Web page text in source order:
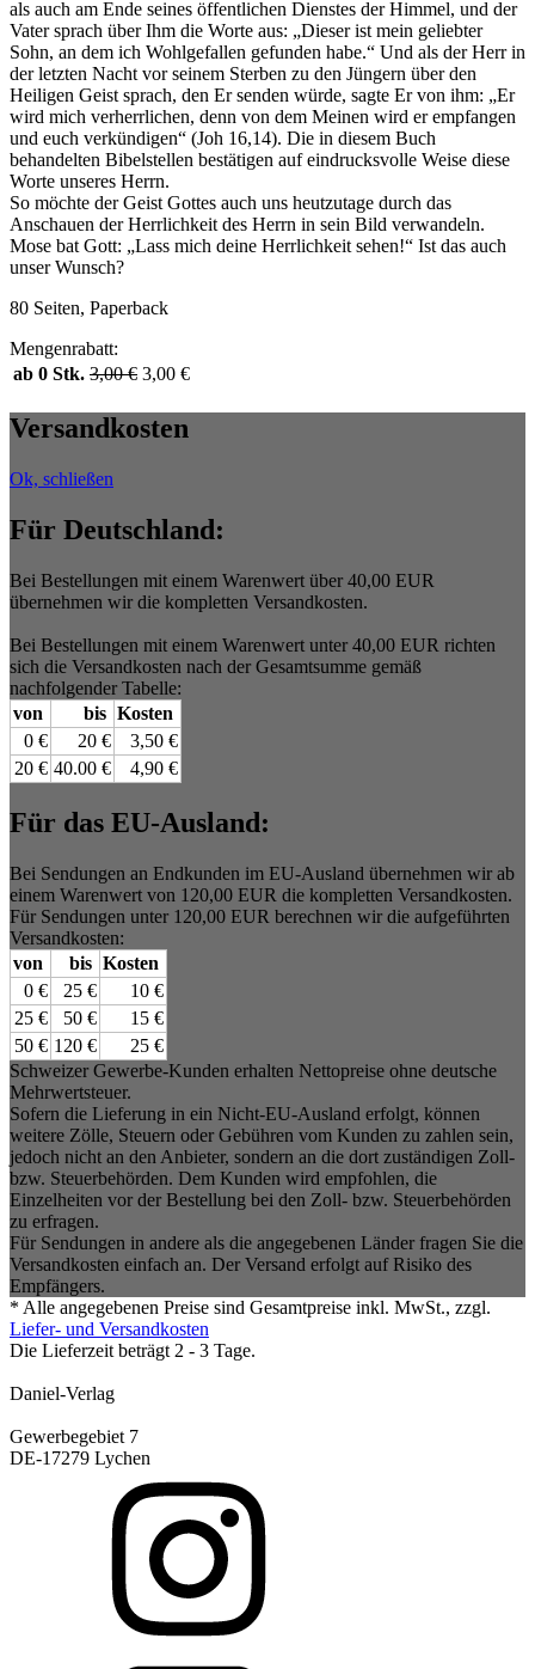
als auch am Ende seines öffentlichen Dienstes der Himmel, und der
Vater sprach über Ihm die Worte aus: „Dieser ist mein geliebter
Sohn, an dem ich Wohlgefallen gefunden habe.“ Und als der Herr in
der letzten Nacht vor seinem Sterben zu den Jüngern über den
Heiligen Geist sprach, den Er senden würde, sagte Er von ihm: „Er
wird mich verherrlichen, denn von dem Meinen wird er empfangen
und euch verkündigen“ (Joh 16,14). Die in diesem Buch
behandelten Bibelstellen bestätigen auf eindrucksvolle Weise diese
Worte unseres Herrn.
So möchte der Geist Gottes auch uns heutzutage durch das
Anschauen der Herrlichkeit des Herrn in sein Bild verwandeln.
Mose bat Gott: „Lass mich deine Herrlichkeit sehen!“ Ist das auch
unser Wunsch?
80 Seiten, Paperback
Mengenrabatt:
ab 0 Stk. 3,00€ 3,00 €
Versandkosten
Ok, schließen
Für Deutschland:
Bei Bestellungen mit einem Warenwert über 40,00 EUR
übernehmen wir die kompletten Versandkosten.
Bei Bestellungen mit einem Warenwert unter 40,00 EUR richten
sich die Versandkosten nach der Gesamtsumme gemäß
nachfolgender Tabelle:
von
bis Kosten
0 €
20 €
3,50 €
20 € 40.00 € 4,90 €
Für das EU-Ausland:
Bei Sendungen an Endkunden im EU-Ausland übernehmen wir ab
einem Warenwert von 120,00 EUR die kompletten Versandkosten.
Für Sendungen unter 120,00 EUR berechnen wir die aufgeführten
Versandkosten:
von
bis Kosten
0 €
25 €
10 €
25 €
50 €
15 €
50 € 120 €
25 €
Schweizer Gewerbe-Kunden erhalten Nettopreise ohne deutsche
Mehrwertsteuer.
Sofern die Lieferung in ein Nicht-EU-Ausland erfolgt, können
weitere Zölle, Steuern oder Gebühren vom Kunden zu zahlen sein,
jedoch nicht an den Anbieter, sondern an die dort zuständigen Zoll-
bzw. Steuerbehörden. Dem Kunden wird empfohlen, die
Einzelheiten vor der Bestellung bei den Zoll- bzw. Steuerbehörden
zu erfragen.
Für Sendungen in andere als die angegebenen Länder fragen Sie die
Versandkosten einfach an. Der Versand erfolgt auf Risiko des
Empfängers.
* Alle angegebenen Preise sind Gesamtpreise inkl. MwSt., zzgl.
Liefer- und Versandkosten
Die Lieferzeit beträgt 2 - 3 Tage.
Daniel-Verlag
Gewerbegebiet 7
DE-17279 Lychen